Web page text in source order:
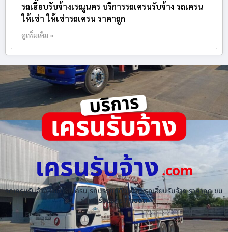
รถเฮี๊ยบรับจ้างเรณูนคร บริการรถเครนรับจ้าง รถเครน
ให้เช่า ให้เช่ารถเครน ราคาถูก
ดูเพิ่มเติม »
เครนรับจ้าง.com
รถเครนรับจ้าง ให้เช่ารถเครน รถบรรทุกติดเครน รถเฮี๊ยบรับจ้าง ราคาถูก ขน
ย้ายเครื่องจักร ทุกชนิด